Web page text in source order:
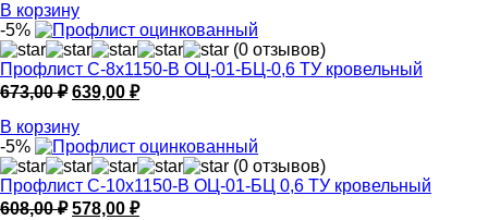
составляла
578,00 ₽.
В корзину
-5%
(0 отзывов)
Профлист С-8х1150-B ОЦ-01-БЦ-0,6 ТУ кровельный
673,00₽ Первоначальная
составляла
673,00 ₽.
639,00 ₽Текущая
В корзину
-5%
(0 отзывов)
Профлист С-10х1150-B ОЦ-01-БЦ 0,6 ТУ кровельный
608,00₽ Первоначальная
578,00 ₽Текущая